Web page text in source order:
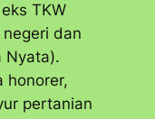
TKW
dan
Nyata).
honorer,
pertanian